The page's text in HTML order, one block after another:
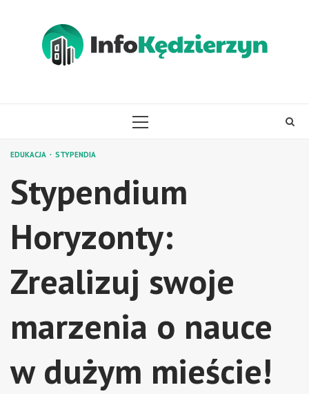
PRIMARY
EDUKACJA STYPENDIA
Stypendium
Horyzonty:
Zrealizuj swoje
marzenia o nauce
w dużym mieście!